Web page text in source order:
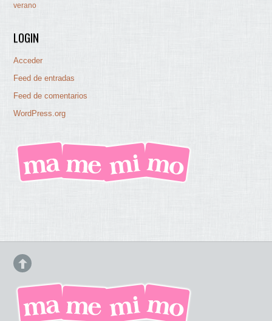
verano
LOGIN
Acceder
Feed de entradas
Feed de comentarios
WordPress.org